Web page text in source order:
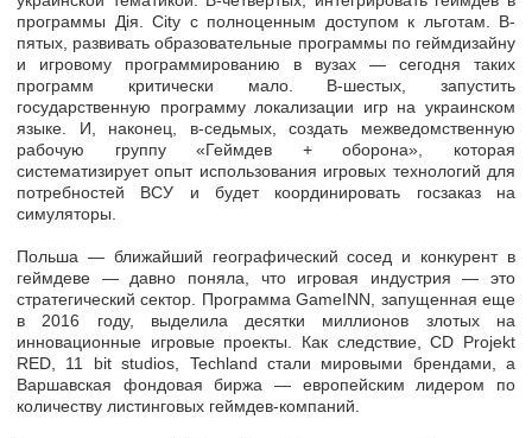
программы Дія. City с полноценным доступом к льготам. В-
пятых, развивать образовательные программы по геймдизайну
и игровому программированию в вузах — сегодня таких
программ критически мало. В-шестых, запустить
государственную программу локализации игр на украинском
языке. И, наконец, в-седьмых, создать межведомственную
рабочую группу «Геймдев + оборона», которая
систематизирует опыт использования игровых технологий для
потребностей ВСУ и будет координировать госзаказ на
симуляторы.
Польша — ближайший географический сосед и конкурент в
геймдеве — давно поняла, что игровая индустрия — это
стратегический сектор. Программа GameINN, запущенная еще
в 2016 году, выделила десятки миллионов злотых на
инновационные игровые проекты. Как следствие, CD Projekt
RED, 11 bit studios, Techland стали мировыми брендами, а
Варшавская фондовая биржа — европейским лидером по
количеству листинговых геймдев-компаний.